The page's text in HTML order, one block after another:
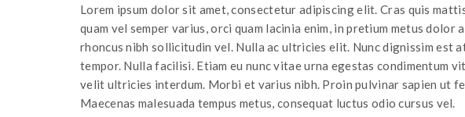
Lorem ipsum dolor sit amet, consectetur adipiscing elit. Cras quis
quam vel semper varius, orci quam lacinia enim, in pretium metus dolor
rhoncus nibh sollicitudin vel. Nulla ac ultricies elit. Nunc dignissim est
tempor. Nulla facilisi. Etiam eu nunc vitae urna egestas condimentum
velit ultricies interdum. Morbi et varius nibh. Proin pulvinar sapien ut
Maecenas malesuada tempus metus, consequat luctus odio cursus vel.